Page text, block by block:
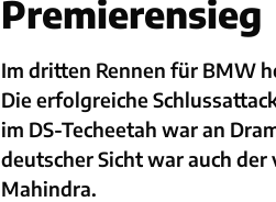
Premierensieg
Im dritten Rennen für BMW
Die erfolgreiche
im DS-Techeetah war an
deutscher Sicht war auch
Mahindra.